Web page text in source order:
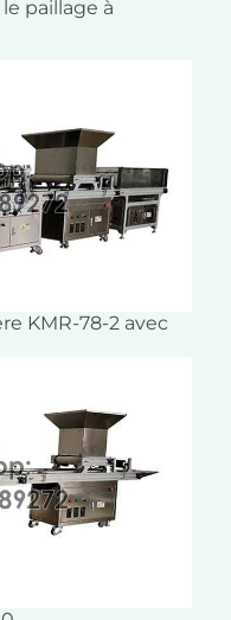
paillage à
KMR-78-2 avec